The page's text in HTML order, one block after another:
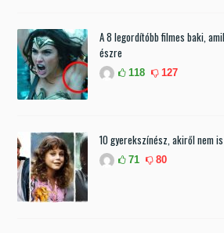
A 8 legordítóbb filmes baki,
észre
118 127
10 gyerekszínész, akiről nem
71 80